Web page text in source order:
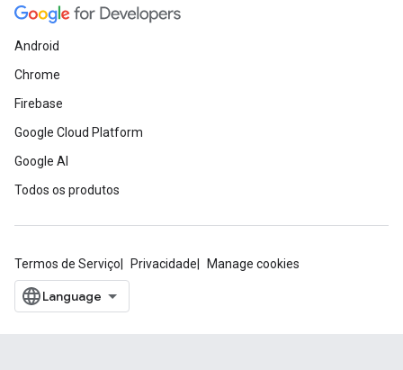
Android
Chrome
Firebase
Google Cloud Platform
Google AI
Todos os produtos
Termos de Serviço Privacidade Manage cookies